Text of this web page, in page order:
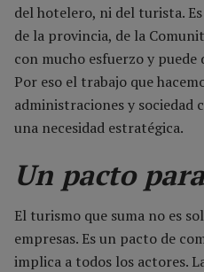
del hotelero, ni del turista.
de la provincia, de la
con mucho esfuerzo y
Por eso el trabajo que
administraciones y sociedad
una necesidad estratégica.
Un pacto
El turismo que suma no es
empresas. Es un pacto de
implica a todos los actores.